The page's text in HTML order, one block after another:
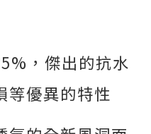
，傑出的抗水
等優異的特性